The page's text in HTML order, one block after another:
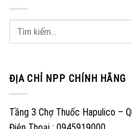
ĐỊA CHỈ NPP CHÍNH HÃNG
Tầng 3 Chợ Thuốc Hapulico –